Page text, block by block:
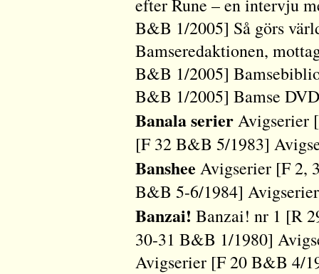
efter Rune – en intervju
B&B 1/2005] Så görs
Bamseredaktionen,
B&B 1/2005]
B&B 1/2005] Bamse
Banala serierAvigserier
[F 32 B&B 5/1983]
Banshee Avigserier [F 2,
B&B 5-6/1984]
Banzai! Banzai! nr 1 [R
30-31 B&B 1/1980]
Avigserier [F 20 B&B 4/